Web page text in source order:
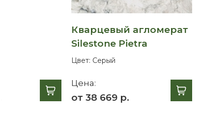
Кварцевый агломерат
Silestone Pietra
Цвет: Серый
Цена:
от 38 669 р.